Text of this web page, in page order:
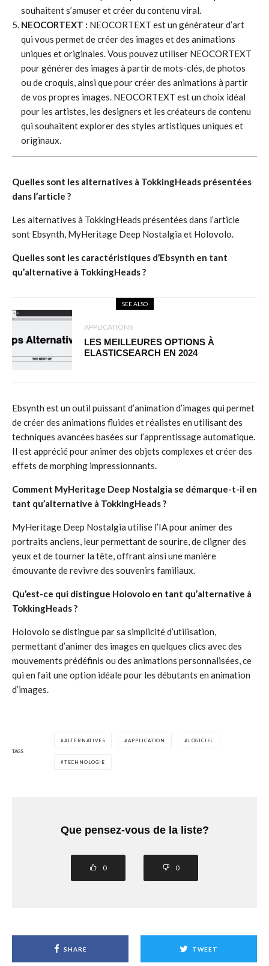
souhaitent s’amuser et créer du contenu viral.
NEOCORTEXT : NEOCORTEXT est un générateur d’art
qui vous permet de créer des images et des animations
uniques et originales. Vous pouvez utiliser NEOCORTEXT
pour générer des images à partir de mots-clés, de photos
ou de croquis, ainsi que pour créer des animations à partir
de vos propres images. NEOCORTEXT est un choix idéal
pour les artistes, les designers et les créateurs de contenu
qui souhaitent explorer des styles artistiques uniques et
originaux.
Quelles sont les alternatives à TokkingHeads présentées
dans l’article ?
Les alternatives à TokkingHeads présentées dans l’article
sont Ebsynth, MyHeritage Deep Nostalgia et Holovolo.
Quelles sont les caractéristiques d’Ebsynth en tant
qu’alternative à TokkingHeads ?
SEE ALSO
APPLICATIONS
LES MEILLEURES OPTIONS À
ELASTICSEARCH EN 2024
Ebsynth est un outil puissant d’animation d’images qui permet
de créer des animations fluides et réalistes en utilisant des
techniques avancées basées sur l’apprentissage automatique.
Il est apprécié pour animer des objets complexes et créer des
effets de morphing impressionnants.
Comment MyHeritage Deep Nostalgia se démarque-t-il en
tant qu’alternative à TokkingHeads ?
MyHeritage Deep Nostalgia utilise l’IA pour animer des
portraits anciens, leur permettant de sourire, de cligner des
yeux et de tourner la tête, offrant ainsi une manière
émouvante de revivre des souvenirs familiaux.
Qu’est-ce qui distingue Holovolo en tant qu’alternative à
TokkingHeads ?
Holovolo se distingue par sa simplicité d’utilisation,
permettant d’animer des images en quelques clics avec des
mouvements prédéfinis ou des animations personnalisées, ce
qui en fait une option idéale pour les débutants en animation
d’images.
TAGS
ALTERNATIVES APPLICATION LOGICIEL
TECHNOLOGIE
Que pensez-vous de la liste?
0 0
SHARE TWEET